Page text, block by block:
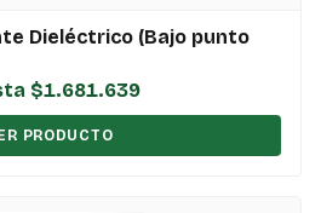
Dieléctrico (Bajo punto
$1.681.639
PRODUCTO